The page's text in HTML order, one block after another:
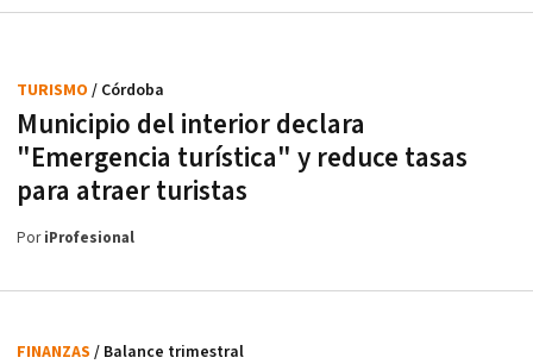
Municipio del interior declara
"Emergencia turística" y reduce tasas
para atraer turistas
TURISMO / Córdoba
PoriProfesional
FINANZAS / Balance trimestral